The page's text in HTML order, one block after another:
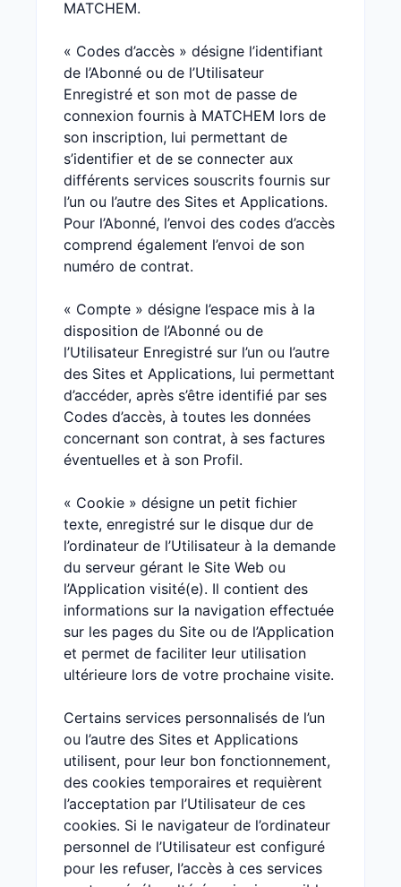
MATCHEM.
« Codes d’accès » désigne l’identifiant
de l’Abonné ou de l’Utilisateur
Enregistré et son mot de passe de
connexion fournis à MATCHEM lors de
son inscription, lui permettant de
s’identifier et de se connecter aux
différents services souscrits fournis sur
l’un ou l’autre des Sites et Applications.
Pour l’Abonné, l’envoi des codes d’accès
comprend également l’envoi de son
numéro de contrat.
« Compte » désigne l’espace mis à la
disposition de l’Abonné ou de
l’Utilisateur Enregistré sur l’un ou l’autre
des Sites et Applications, lui permettant
d’accéder, après s’être identifié par ses
Codes d’accès, à toutes les données
concernant son contrat, à ses factures
éventuelles et à son Profil.
« Cookie » désigne un petit fichier
texte, enregistré sur le disque dur de
l’ordinateur de l’Utilisateur à la demande
du serveur gérant le Site Web ou
l’Application visité(e). Il contient des
informations sur la navigation effectuée
sur les pages du Site ou de l’Application
et permet de faciliter leur utilisation
ultérieure lors de votre prochaine visite.
Certains services personnalisés de l’un
ou l’autre des Sites et Applications
utilisent, pour leur bon fonctionnement,
des cookies temporaires et requièrent
l’acceptation par l’Utilisateur de ces
cookies. Si le navigateur de l’ordinateur
personnel de l’Utilisateur est configuré
pour les refuser, l’accès à ces services